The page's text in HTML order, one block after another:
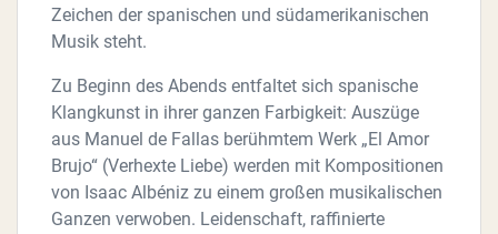
Zeichen der spanischen und südamerikanischen
Musik steht.
Zu Beginn des Abends entfaltet sich spanische
Klangkunst in ihrer ganzen Farbigkeit: Auszüge
aus Manuel de Fallas berühmtem Werk „El Amor
Brujo“ (Verhexte Liebe) werden mit Kompositionen
von Isaac Albéniz zu einem großen musikalischen
Ganzen verwoben. Leidenschaft, raffinierte